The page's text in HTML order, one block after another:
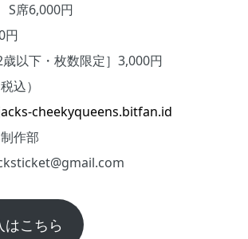
S席6,000円
以下・枚数限定］3,000円
込）
cheekyqueens.bitfan.id
作部
はこちら